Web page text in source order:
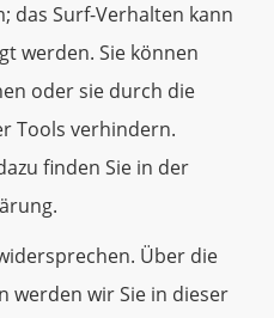
das Surf-Verhalten kann
werden. Sie können
oder sie durch die
Tools verhindern.
finden Sie in der
Über die
werden wir Sie in dieser